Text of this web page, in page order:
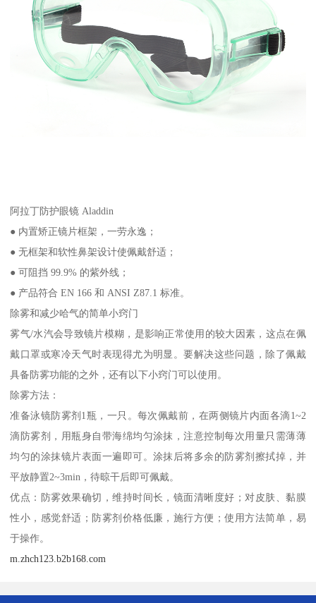
阿拉丁防护眼镜 Aladdin
● 内置矫正镜片框架，一劳永逸；
● 无框架和软性鼻架设计使佩戴舒适；
● 可阻挡 99.9% 的紫外线；
● 产品符合 EN 166 和 ANSI Z87.1 标准。
除雾和减少哈气的简单小窍门
雾气/水汽会导致镜片模糊，是影响正常使用的较大因素，这点在佩
戴口罩或寒冷天气时表现得尤为明显。要解决这些问题，除了佩戴
具备防雾功能的之外，还有以下小窍门可以使用。
除雾方法：
准备泳镜防雾剂1瓶，一只。每次佩戴前，在两侧镜片内面各滴1~2
滴防雾剂，用瓶身自带海绵均匀涂抹，注意控制每次用量只需薄薄
均匀的涂抹镜片表面一遍即可。涂抹后将多余的防雾剂擦拭掉，并
平放静置2~3min，待晾干后即可佩戴。
优点：防雾效果确切，维持时间长，镜面清晰度好；对皮肤、黏膜
性小，感觉舒适；防雾剂价格低廉，施行方便；使用方法简单，易
于操作。
m.zhch123.b2b168.com